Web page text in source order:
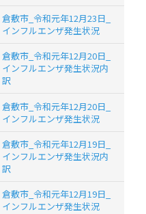
倉敷市_令和元年12月23日_
インフルエンザ発生状況
倉敷市_令和元年12月20日_
インフルエンザ発生状況内
訳
倉敷市_令和元年12月20日_
インフルエンザ発生状況
倉敷市_令和元年12月19日_
インフルエンザ発生状況内
訳
倉敷市_令和元年12月19日_
インフルエンザ発生状況